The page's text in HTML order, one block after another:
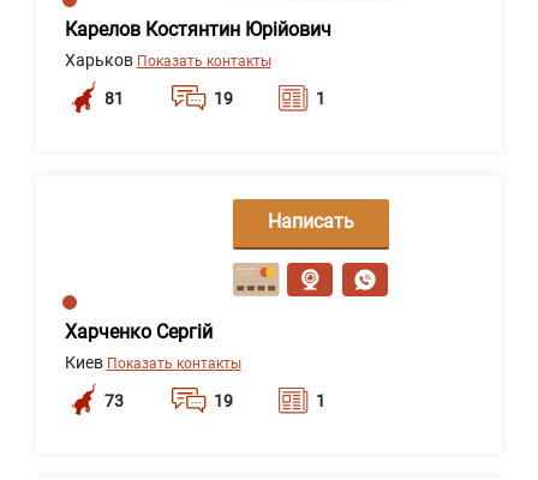
Карелов Костянтин Юрійович
Харьков Показать контакты
81 19 1
Харченко Сергій
Киев Показать контакты
73 19 1
Написать
сообщение